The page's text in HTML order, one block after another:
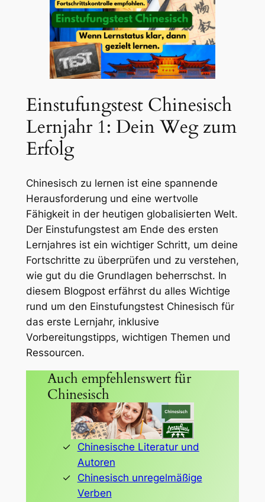
Einstufungstest Chinesisch
Lernjahr 1: Dein Weg zum
Erfolg
Chinesisch zu lernen ist eine spannende
Herausforderung und eine wertvolle
Fähigkeit in der heutigen globalisierten Welt.
Der Einstufungstest am Ende des ersten
Lernjahres ist ein wichtiger Schritt, um deine
Fortschritte zu überprüfen und zu verstehen,
wie gut du die Grundlagen beherrschst. In
diesem Blogpost erfährst du alles Wichtige
rund um den Einstufungstest Chinesisch für
das erste Lernjahr, inklusive
Vorbereitungstipps, wichtigen Themen und
Ressourcen.
Auch empfehlenswert für
Chinesisch
Chinesische Literatur und
Autoren
Chinesisch unregelmäßige
Verben